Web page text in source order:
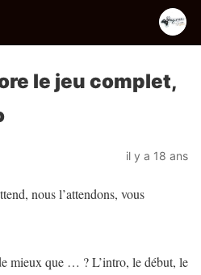
le jeu complet,
il y a 18 ans
nous l’attendons, vous
mieux que … ? L’intro, le début, le